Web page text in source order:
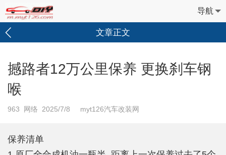
导航
文章正文
撼路者12万公里保养 更换刹车钢
喉
963 网络 2025/7/8 myt126汽车改装网
保养清单